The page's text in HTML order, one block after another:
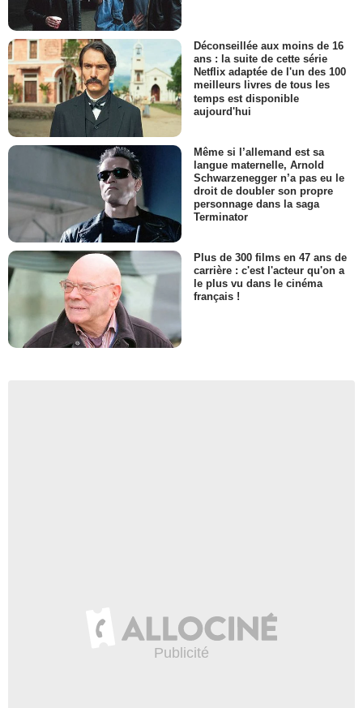
Déconseillée aux moins de 16
ans : la suite de cette série
Netflix adaptée de l'un des 100
meilleurs livres de tous les
temps est disponible
aujourd'hui
Même si l’allemand est sa
langue maternelle, Arnold
Schwarzenegger n’a pas eu le
droit de doubler son propre
personnage dans la saga
Terminator
Plus de 300 films en 47 ans de
carrière : c'est l'acteur qu'on a
le plus vu dans le cinéma
français !